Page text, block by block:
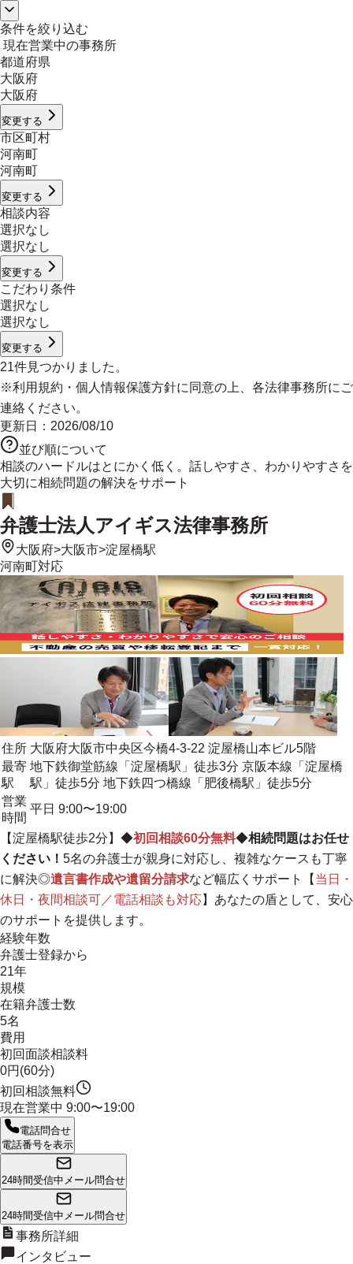
条件を絞り込む
現在営業中の事務所
都道府県
大阪府
大阪府
変更する
市区町村
河南町
河南町
変更する
相談内容
選択なし
選択なし
変更する
こだわり条件
選択なし
選択なし
変更する
21件見つかりました。
※利用規約 ・ 個人情報保護方針に同意の上、各法律事務所にご
連絡ください。
更新日： 2026/08/10
並び順について
相談のハードルはとにかく低く。話しやすさ、わかりやすさを
大切に相続問題の解決をサポート
弁護士法人アイギス法律事務所
大阪府>大阪市>淀屋橋駅
河南町対応
住所 大阪府大阪市中央区今橋4-3-22 淀屋橋山本ビル5階
最寄
駅
地下鉄御堂筋線「淀屋橋駅」徒歩3分 京阪本線「淀屋橋
駅」徒歩5分 地下鉄四つ橋線「肥後橋駅」徒歩5分
営業
時間
平日 9:00〜19:00
【淀屋橋駅徒歩2分】◆初回相談60分無料◆相続問題はお任せ
ください！ 5名の弁護士が親身に対応し、複雑なケースも丁寧
に解決◎遺言書作成や遺留分請求など幅広くサポート【 当日・
休日・夜間相談可／電話相談も対応】あなたの盾として、安心
のサポートを提供します。
経験年数
弁護士登録から
21年
規模
在籍弁護士数
5名
費用
初回面談相談料
0円(60分)
初回相談無料
現在営業中 9:00〜19:00
電話問合せ
電話番号を表示
24時間受信中 メール問合せ
24時間受信中 メール問合せ
事務所詳細
インタビュー